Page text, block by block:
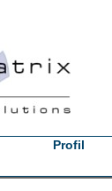
Profil